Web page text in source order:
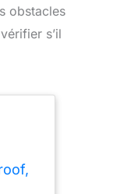
obstacles
s’il